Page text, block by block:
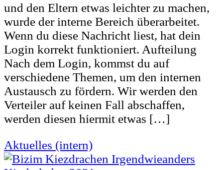
und den Eltern etwas leichter zu machen,
wurde der interne Bereich überarbeitet.
Wenn du diese Nachricht liest, hat dein
Login korrekt funktioniert. Aufteilung
Nach dem Login, kommst du auf
verschiedene Themen, um den internen
Austausch zu fördern. Wir werden den
Verteiler auf keinen Fall abschaffen,
werden diesen hiermit etwas […]
Aktuelles (intern)